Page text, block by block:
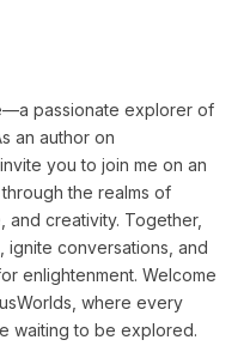
passionate explorer of
an author on
you to join me on an
the realms of
creativity. Together,
ignite conversations, and
enlightenment. Welcome
where every
waiting to be explored.